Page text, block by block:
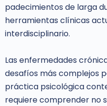
padecimientos de larga
herramientas clínicas
interdisciplinario.
Las enfermedades
desafíos más complejos
práctica psicológica
requiere comprender no